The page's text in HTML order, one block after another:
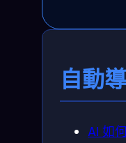
自動
AI 如